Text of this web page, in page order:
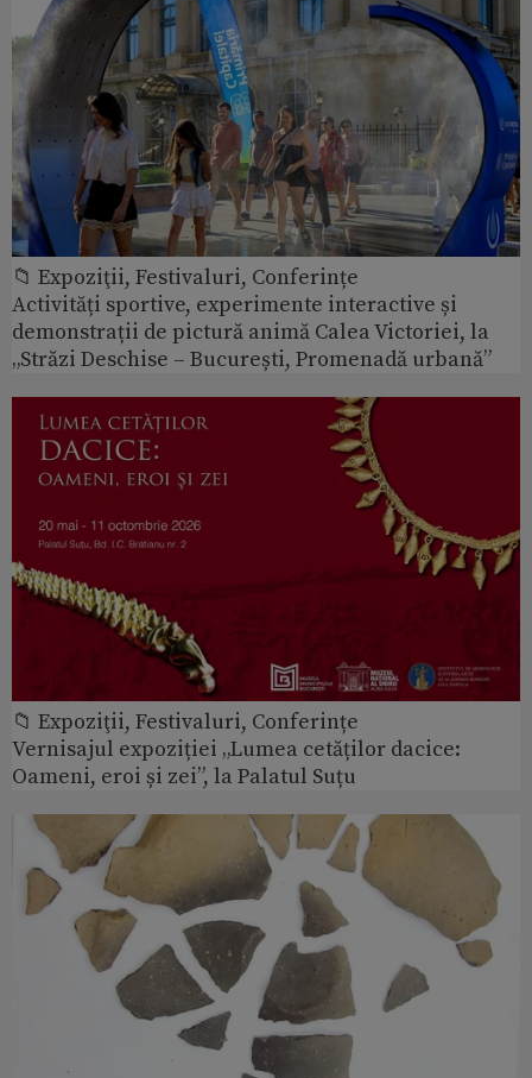
📁 Expoziţii, Festivaluri, Conferințe
Activități sportive, experimente interactive și
demonstrații de pictură animă Calea Victoriei, la
„Străzi Deschise – București, Promenadă urbană”
📁 Expoziţii, Festivaluri, Conferințe
Vernisajul expoziției „Lumea cetăților dacice:
Oameni, eroi și zei”, la Palatul Suțu